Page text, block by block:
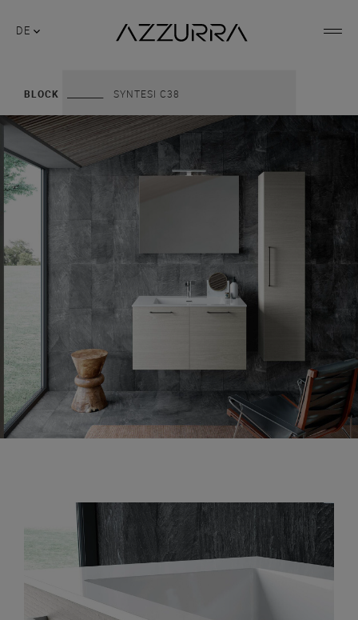
DE
BLOCK SYNTESI C38